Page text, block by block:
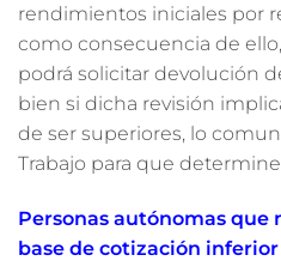
rendimientos iniciales por
como consecuencia de
podrá solicitar devolución
bien si dicha revisión
de ser superiores, lo
Trabajo para que
Personas autónomas que
base de cotización